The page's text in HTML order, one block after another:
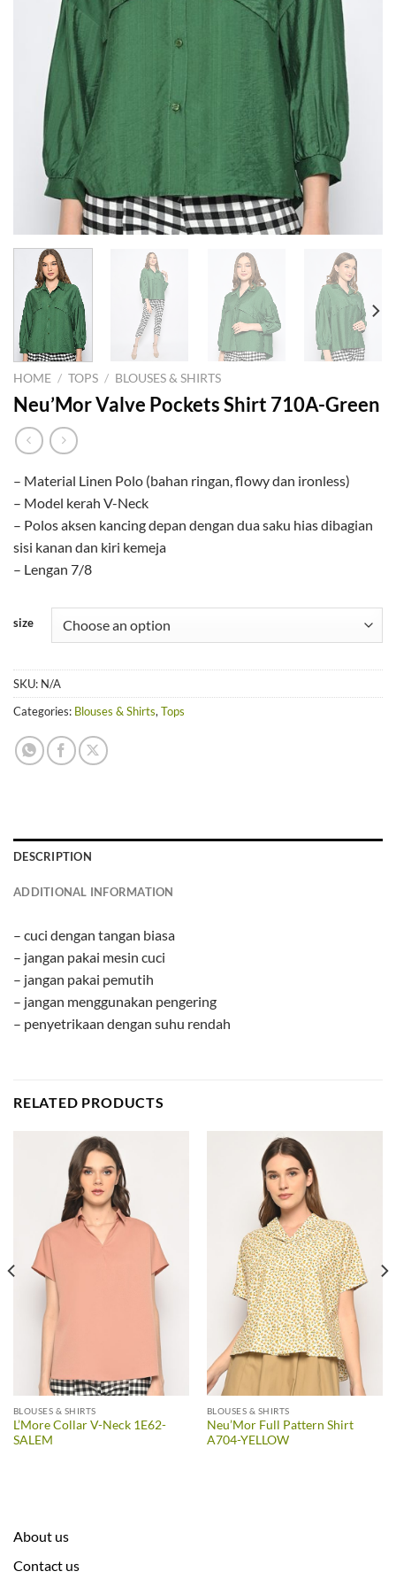
HOME / TOPS / BLOUSES & SHIRTS
Neu’Mor Valve Pockets Shirt 710A-Green
– Material Linen Polo (bahan ringan, flowy dan ironless)
– Model kerah V-Neck
– Polos aksen kancing depan dengan dua saku hias dibagian
sisi kanan dan kiri kemeja
– Lengan 7/8
size
SKU: N/A
Categories: Blouses & Shirts,Tops
DESCRIPTION
ADDITIONAL INFORMATION
– cuci dengan tangan biasa
– jangan pakai mesin cuci
– jangan pakai pemutih
– jangan menggunakan pengering
– penyetrikaan dengan suhu rendah
RELATED PRODUCTS
BLOUSES & SHIRTS
L’More Collar V-Neck 1E62-
SALEM
BLOUSES & SHIRTS
Neu’Mor Full Pattern Shirt
A704-YELLOW
About us
Contact us